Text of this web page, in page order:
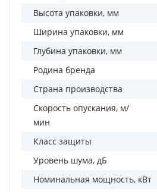
Высота упаковки, мм
Ширина упаковки, мм
Глубина упаковки, мм
Родина бренда
Страна производства
Скорость опускания, м/
мин
Класс защиты
Уровень шума, дБ
Номинальная мощность, кВт